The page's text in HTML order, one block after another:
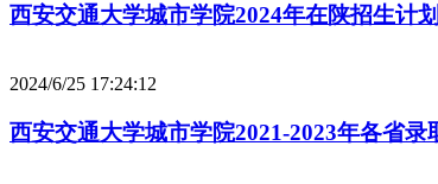
西安交通大学城市学院2024年在陕招生计
2024/6/25 17:24:12
西安交通大学城市学院2021-2023年各省